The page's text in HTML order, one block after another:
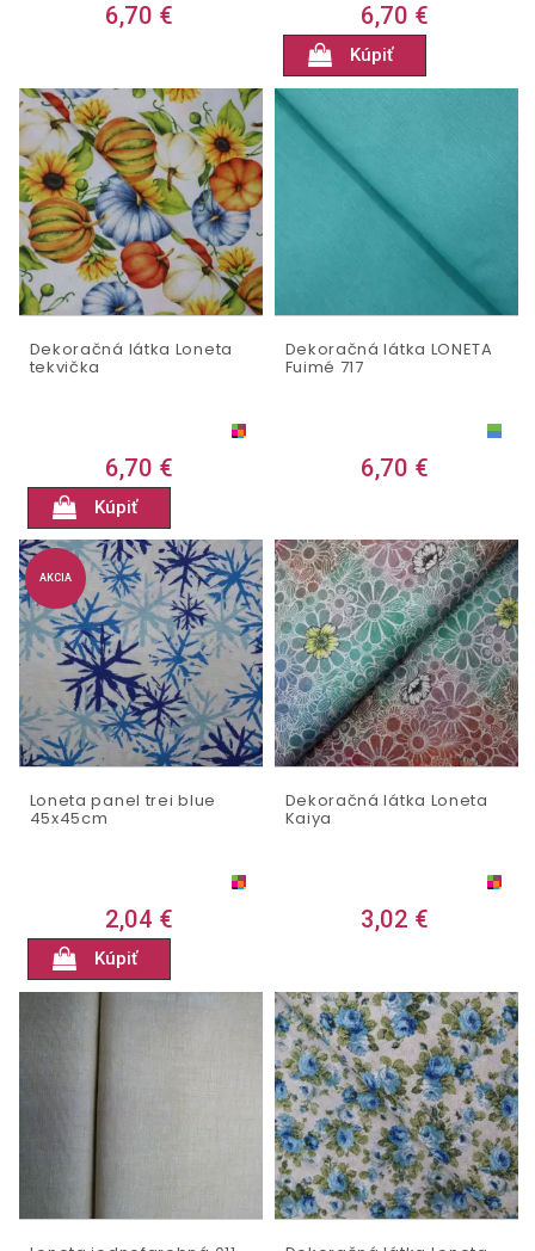
6,70 € 6,70 €
Kúpiť
Dekoračná látka Loneta
tekvička
6,70 €
Kúpiť
Dekoračná látka LONETA
Fuimé 717
6,70 €
AKCIA
Loneta panel trei blue
45x45cm
2,04 €
Kúpiť
Dekoračná látka Loneta
Kaiya
3,02 €